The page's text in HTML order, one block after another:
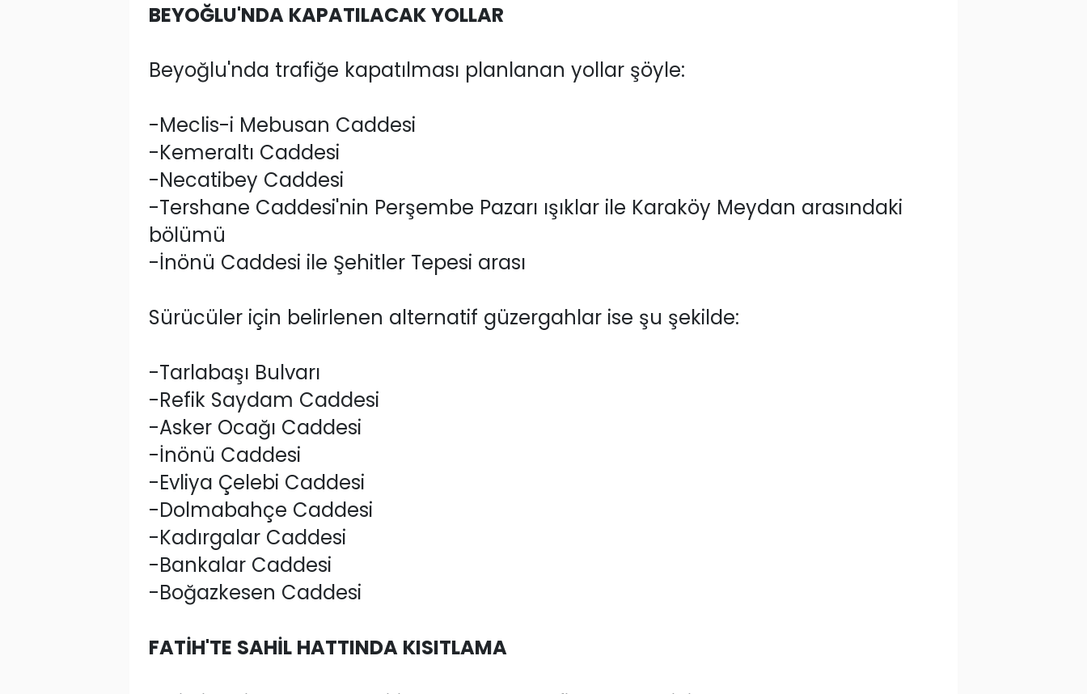
BEYOĞLU'NDA KAPATILACAK YOLLAR
Beyoğlu'nda trafiğe kapatılması planlanan yollar şöyle:
-Meclis-i Mebusan Caddesi
-Kemeraltı Caddesi
-Necatibey Caddesi
-Tershane Caddesi'nin Perşembe Pazarı ışıklar ile Karaköy Meydan arasındaki
bölümü
-İnönü Caddesi ile Şehitler Tepesi arası
Sürücüler için belirlenen alternatif güzergahlar ise şu şekilde:
-Tarlabaşı Bulvarı
-Refik Saydam Caddesi
-Asker Ocağı Caddesi
-İnönü Caddesi
-Evliya Çelebi Caddesi
-Dolmabahçe Caddesi
-Kadırgalar Caddesi
-Bankalar Caddesi
-Boğazkesen Caddesi
FATİH'TE SAHİL HATTINDA KISITLAMA